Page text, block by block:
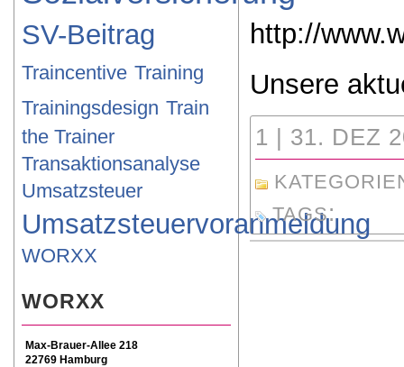
SV-Beitrag
Traincentive Training
Trainingsdesign Train
the Trainer
Transaktionsanalyse
Umsatzsteuer
Umsatzsteuervoranmeldung
WORXX
WORXX
Max-Brauer-Allee 218
22769 Hamburg
http://
Unsere
1 | 31. DEZ
TAGS: